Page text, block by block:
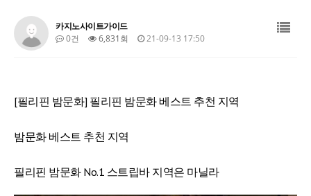
카지노사이트가이드
0건
6,831회 21-09-13 17:50
[필리핀 밤문화] 필리핀 밤문화 베스트 추천 지역
밤문화 베스트 추천 지역
필리핀 밤문화 No.1 스트립바 지역은 마닐라